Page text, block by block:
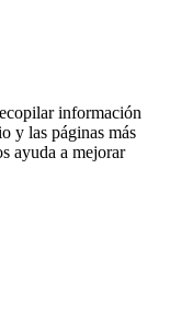
información
y las páginas más
ayuda a mejorar